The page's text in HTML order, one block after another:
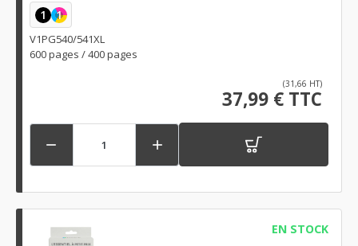
1 1
V1PG540/541XL
600 pages / 400 pages
(31,66 HT)
37,99 € TTC
 
EN STOCK